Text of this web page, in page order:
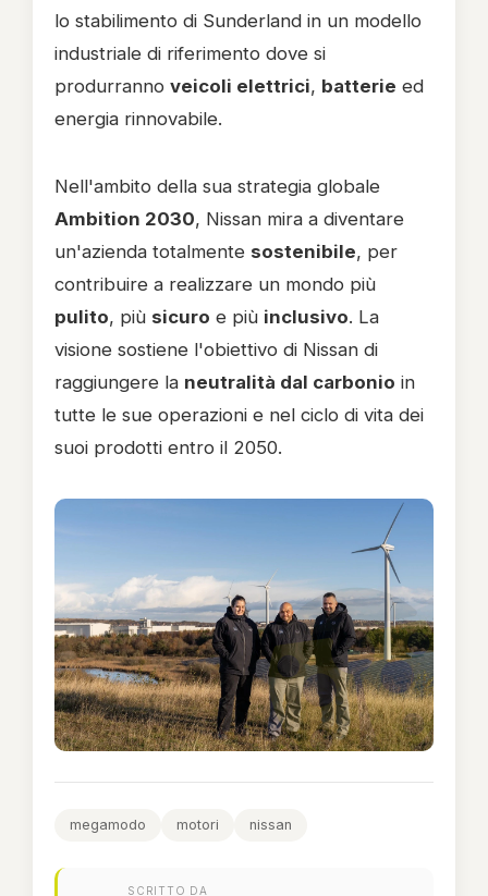
lo stabilimento di Sunderland in un modello
industriale di riferimento dove si
produrranno veicoli elettrici, batterie ed
energia rinnovabile.
Nell'ambito della sua strategia globale
Ambition 2030, Nissan mira a diventare
un'azienda totalmente sostenibile, per
contribuire a realizzare un mondo più
pulito, più sicuro e più inclusivo. La
visione sostiene l'obiettivo di Nissan di
raggiungere la neutralità dal carbonio in
tutte le sue operazioni e nel ciclo di vita dei
suoi prodotti entro il 2050.
megamodo motori nissan
SCRITTO DA